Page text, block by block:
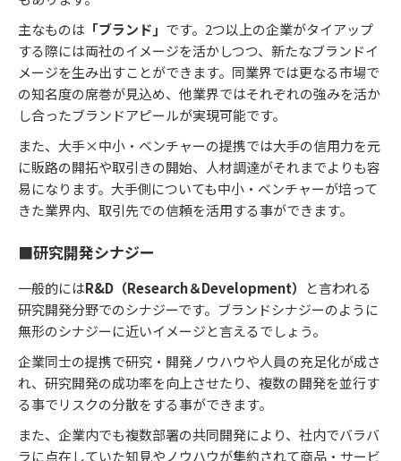
主なものは 「ブランド」 です。2つ以上の企業がタイアップ
する際には両社のイメージを活かしつつ、新たなブランドイ
メージを生み出すことができます。同業界では更なる市場で
の知名度の席巻が見込め、他業界ではそれぞれの強みを活か
し合ったブランドアピールが実現可能です。
また、大手×中小・ベンチャーの提携では大手の信用力を元
に販路の開拓や取引きの開始、人材調達がそれまでよりも容
易になります。大手側についても中小・ベンチャーが培って
きた業界内、取引先での信頼を活用する事ができます。
■研究開発シナジー
一般的にはR&D（Research＆Development）
と言われる
研究開発分野でのシナジーです。ブランドシナジーのように
無形のシナジーに近いイメージと言えるでしょう。
企業同士の提携で研究・開発ノウハウや人員の充足化が成さ
れ、研究開発の成功率を向上させたり、複数の開発を並行す
る事でリスクの分散をする事ができます。
また、企業内でも複数部署の共同開発により、社内でバラバ
ラに点在していた知見やノウハウが集約されて商品・サービ